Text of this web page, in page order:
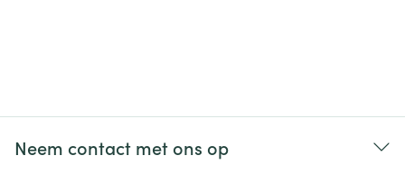
Neem contact met ons op